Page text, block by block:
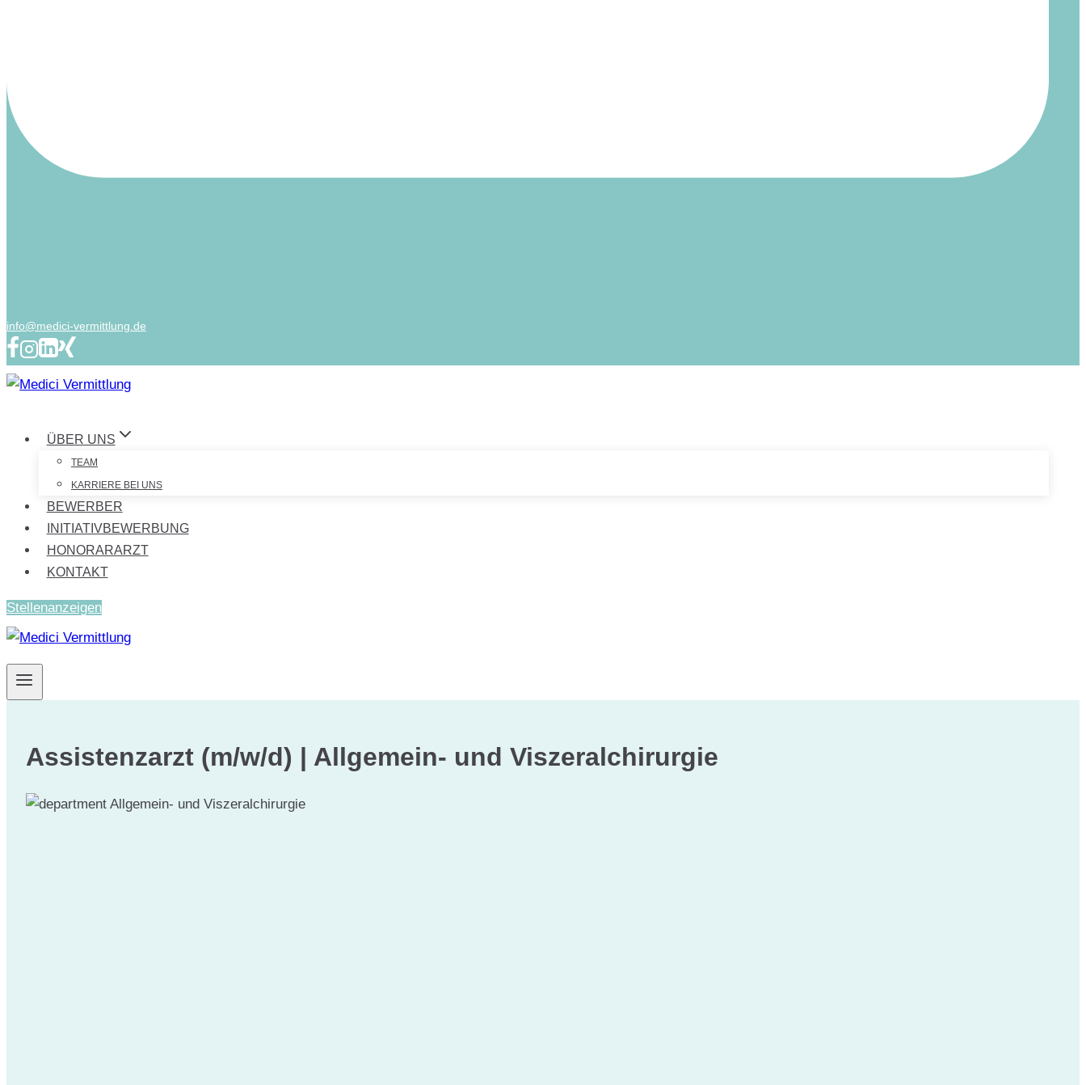
info@medici-vermittlung.de
ÜBER UNS
TEAM
KARRIERE BEI UNS
BEWERBER
INITIATIVBEWERBUNG
HONORARARZT
KONTAKT
Stellenanzeigen
Assistenzarzt (m/w/d) | Allgemein- und Viszeralchirurgie
Allgemein- und Viszeralchirurgie